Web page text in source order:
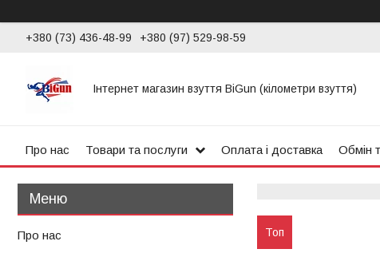
+380 (73) 436-48-99 +380 (97) 529-98-59
Інтернет магазин взуття BiGun (кілометри взуття)
Про нас Товари та послуги Оплата і доставка Обмін
Топ
Про нас